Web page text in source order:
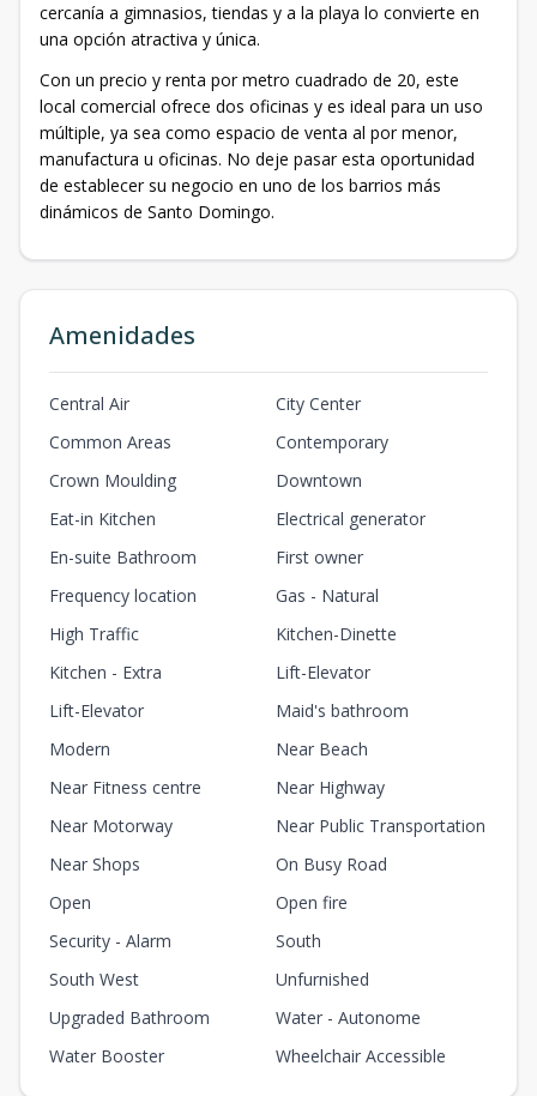
cercanía a gimnasios, tiendas y a la playa lo convierte en
una opción atractiva y única.
Con un precio y renta por metro cuadrado de 20, este
local comercial ofrece dos oficinas y es ideal para un uso
múltiple, ya sea como espacio de venta al por menor,
manufactura u oficinas. No deje pasar esta oportunidad
de establecer su negocio en uno de los barrios más
dinámicos de Santo Domingo.
Amenidades
Central Air
City Center
Common Areas
Contemporary
Crown Moulding
Downtown
Eat-in Kitchen
Electrical generator
En-suite Bathroom
First owner
Frequency location
Gas - Natural
High Traffic
Kitchen-Dinette
Kitchen - Extra
Lift-Elevator
Lift-Elevator
Maid's bathroom
Modern
Near Beach
Near Fitness centre
Near Highway
Near Motorway
Near Public Transportation
Near Shops
On Busy Road
Open
Open fire
Security - Alarm
South
South West
Unfurnished
Upgraded Bathroom
Water - Autonome
Water Booster
Wheelchair Accessible